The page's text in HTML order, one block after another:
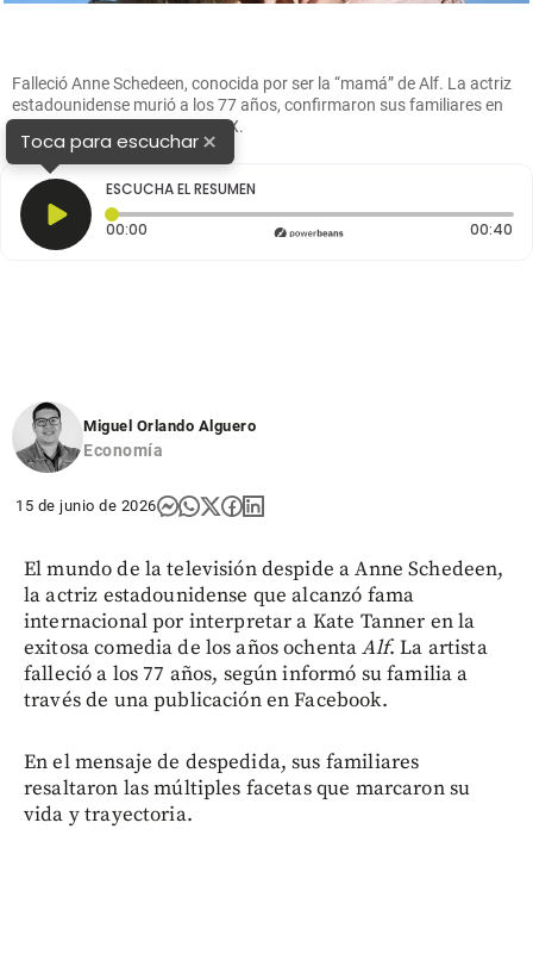
Falleció Anne Schedeen, conocida por ser la “mamá” de Alf. La actriz
estadounidense murió a los 77 años, confirmaron sus familiares en
Facebook. FOTO: Tomada de X.
Toca para escuchar×
ESCUCHA EL RESUMEN
00:00 Tiempo transcurrido: 0 segundos 00:40
Miguel Orlando Alguero
Economía
15 de junio de 2026
El mundo de la televisión despide a Anne Schedeen,
la actriz estadounidense que alcanzó fama
internacional por interpretar a Kate Tanner en la
exitosa comedia de los años ochentaAlf. La artista
falleció a los 77 años, según informó su familia a
través de una publicación en Facebook.
En el mensaje de despedida, sus familiares
resaltaron las múltiples facetas que marcaron su
vida y trayectoria.